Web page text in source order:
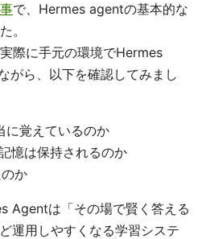
で、Hermes agentの基本的な
。
際に手元の環境でHermes
がら、以下を確認してみまし
に覚えているのか
憶は保持されるのか
か
Agentは「その場で賢く答える
運用しやすくなる学習システ